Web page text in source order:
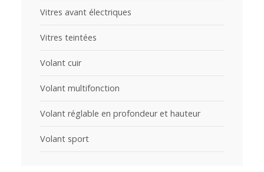
Vitres avant électriques
Vitres teintées
Volant cuir
Volant multifonction
Volant réglable en profondeur et hauteur
Volant sport